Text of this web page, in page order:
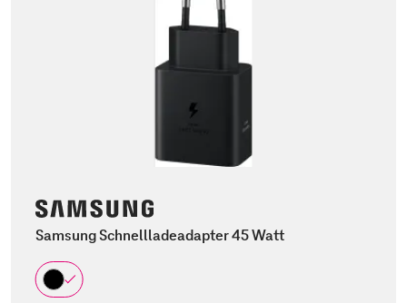
Samsung Schnellladeadapter 45 Watt